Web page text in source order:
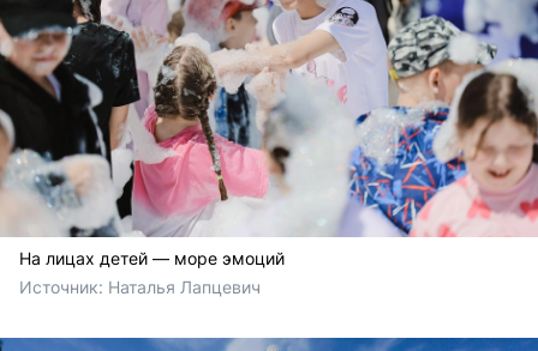
На лицах детей — море эмоций
Источник: Наталья Лапцевич